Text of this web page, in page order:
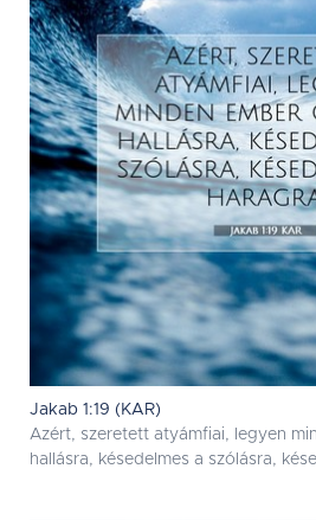
Jakab 1:19 (KAR)
Azért, szeretett atyámfiai, legyen
hallásra, késedelmes a szólásra,